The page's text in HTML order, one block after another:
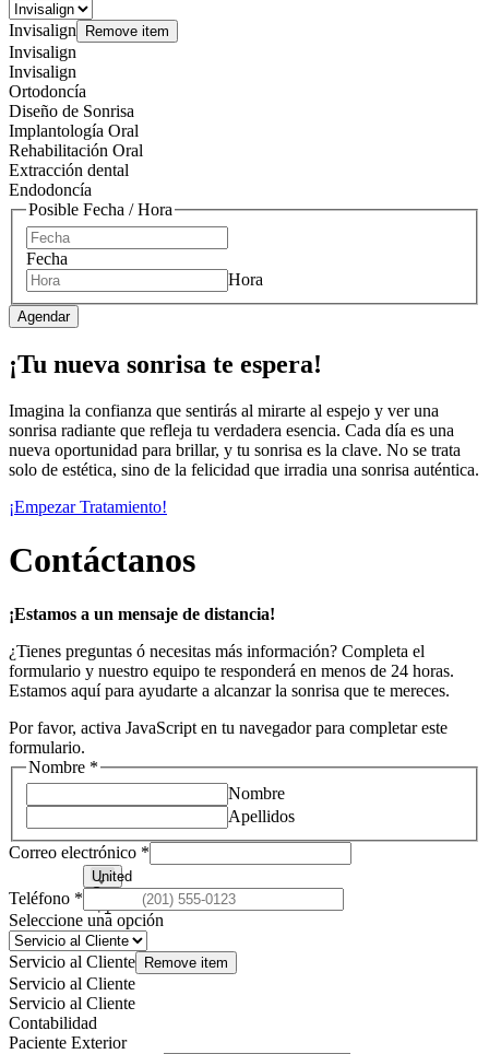
Invisalign Remove item
Invisalign
Invisalign
Ortodoncía
Diseño de Sonrisa
Implantología Oral
Rehabilitación Oral
Extracción dental
Endodoncía
Posible Fecha / Hora
Fecha
Hora
Agendar
¡Tu nueva sonrisa te espera!
Imagina la confianza que sentirás al mirarte al espejo y ver una
sonrisa radiante que refleja tu verdadera esencia. Cada día es una
nueva oportunidad para brillar, y tu sonrisa es la clave. No se trata
solo de estética, sino de la felicidad que irradia una sonrisa auténtica.
¡Empezar Tratamiento!
Contáctanos
¡Estamos a un mensaje de distancia!
¿Tienes preguntas ó necesitas más información? Completa el
formulario y nuestro equipo te responderá en menos de 24 horas.
Estamos aquí para ayudarte a alcanzar la sonrisa que te mereces.
Por favor, activa JavaScript en tu navegador para completar este
formulario.
Nombre *
Nombre
Apellidos
Teléfono
Comentario
Correo electrónico *
Teléfono *
United
States
+1
Comentario
Responde
lo
Seleccione una opción
Servicio al Cliente Remove item
Servicio al Cliente
Servicio al Cliente
Contabilidad
Paciente Exterior